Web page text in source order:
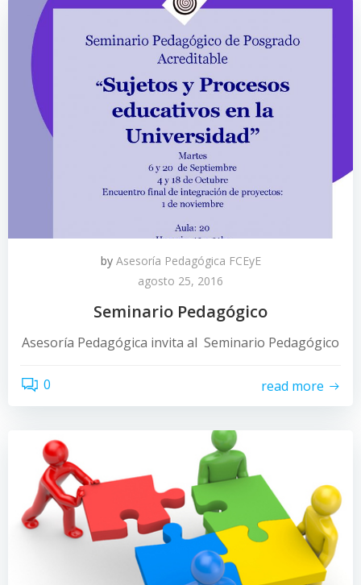
by Asesoría Pedagógica FCEyE
agosto 25, 2016
Seminario Pedagógico
Asesoría Pedagógica invita al Seminario Pedagógico
0 read more